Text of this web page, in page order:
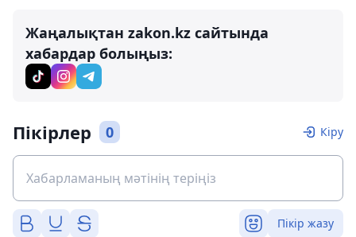
Жаңалықтан zakon.kz сайтында
хабардар болыңыз:
Пікірлер 0 Кіру
Пікір жазу